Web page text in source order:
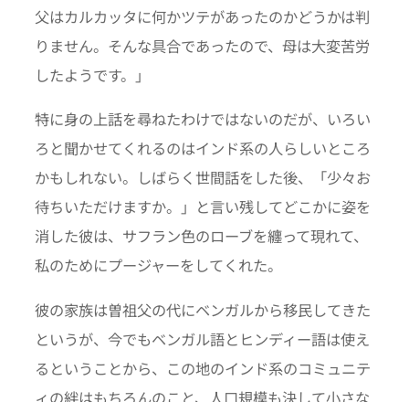
父はカルカッタに何かツテがあったのかどうかは判
りません。そんな具合であったので、母は大変苦労
したようです。」
特に身の上話を尋ねたわけではないのだが、いろい
ろと聞かせてくれるのはインド系の人らしいところ
かもしれない。しばらく世間話をした後、「少々お
待ちいただけますか。」と言い残してどこかに姿を
消した彼は、サフラン色のローブを纏って現れて、
私のためにプージャーをしてくれた。
彼の家族は曽祖父の代にベンガルから移民してきた
というが、今でもベンガル語とヒンディー語は使え
るということから、この地のインド系のコミュニテ
ィの絆はもちろんのこと、人口規模も決して小さな